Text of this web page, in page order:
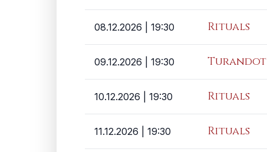
08.12.2026 | 19:30 Rituals
09.12.2026 | 19:30 Turandot
10.12.2026 | 19:30 Rituals
11.12.2026 | 19:30 Rituals